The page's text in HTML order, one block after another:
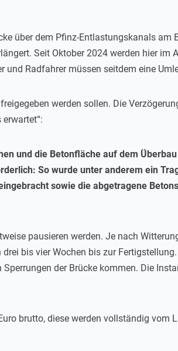
über dem Pfinz-Entlastungskanals am
Seit Oktober 2024 werden hier im
Radfahrer müssen seitdem eine
werden sollen. Die
und die Betonfläche auf dem
So wurde unter anderem ein
sowie die abgetragene
pausieren werden. Je nach
bis vier Wochen bis zur
der Brücke kommen. Die
brutto, diese werden vollständig vom